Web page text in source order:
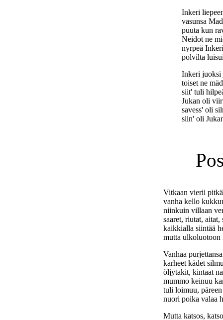
Inkeri
vasunsa
puuta kun
Neidot ne
nyrpeä
polvilta
Inkeri juoksi
toiset ne
siit' tuli
Jukan oli
savess' oli
siin' oli
Vitkaan vierii
vanha kello
niinkuin villaan
saaret, riutat, aitat,
kaikkialla siintää
mutta ulkoluotoon
Vanhaa
karheet kädet
öljytakit, kintaat
mummo keinuu
tuli loimuu,
nuori poika valaa
Mutta katsos,